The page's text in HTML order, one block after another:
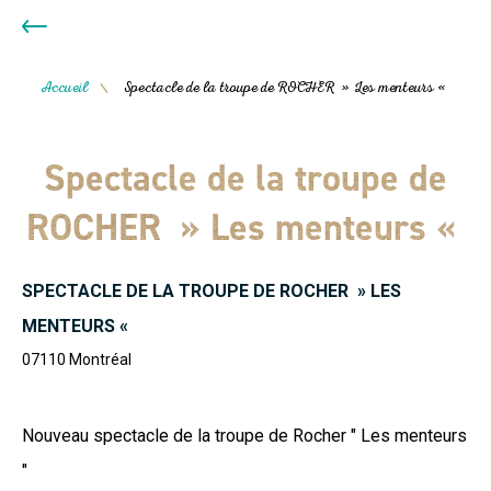
Accueil / Spectacle de la troupe de ROCHER » Les menteurs «
Spectacle de la troupe de
ROCHER » Les menteurs «
SPECTACLE DE LA TROUPE DE ROCHER » LES
MENTEURS «
07110 Montréal
Nouveau spectacle de la troupe de Rocher " Les menteurs
"